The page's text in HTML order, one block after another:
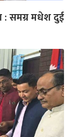
: समग्र मधेश दुई